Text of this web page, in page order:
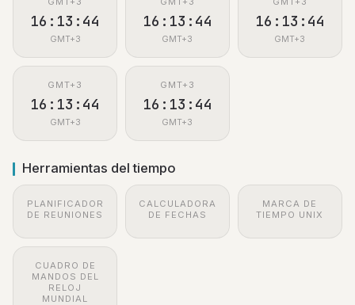
16:13:44
GMT+3
16:13:44
GMT+3
16:13:44
GMT+3
GMT+3
16:13:44
GMT+3
GMT+3
16:13:44
GMT+3
Herramientas del tiempo
PLANIFICADOR
DE REUNIONES
CALCULADORA
DE FECHAS
MARCA DE
TIEMPO UNIX
CUADRO DE
MANDOS DEL
RELOJ
MUNDIAL